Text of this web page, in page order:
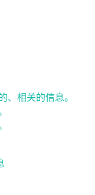
、相关的信息。